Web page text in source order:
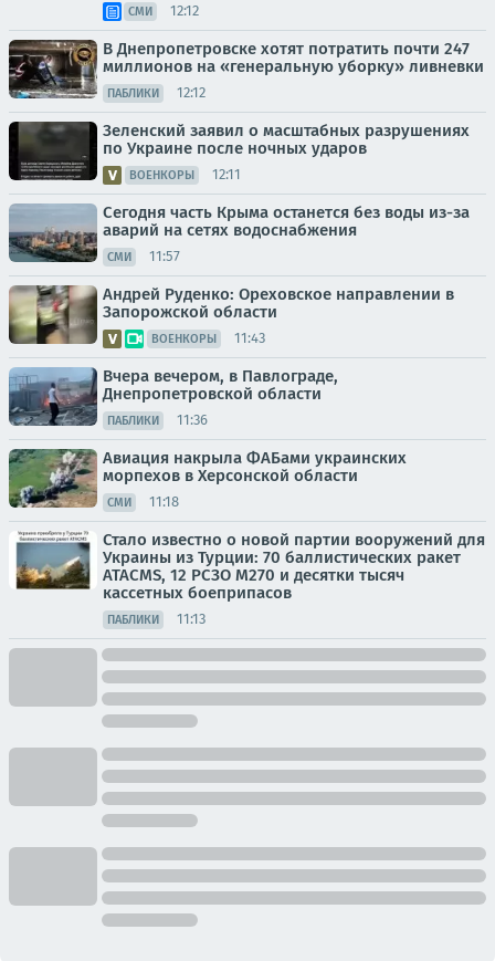
СМИ 12:12
В Днепропетровске хотят потратить почти 247
миллионов на «генеральную уборку» ливневки
ПАБЛИКИ 12:12
Зеленский заявил о масштабных разрушениях
по Украине после ночных ударов
ВОЕНКОРЫ 12:11
Сегодня часть Крыма останется без воды из-за
аварий на сетях водоснабжения
СМИ 11:57
Андрей Руденко: Ореховское направлении в
Запорожской области
ВОЕНКОРЫ 11:43
Вчера вечером, в Павлограде,
Днепропетровской области
ПАБЛИКИ 11:36
Авиация накрыла ФАБами украинских
морпехов в Херсонской области
СМИ 11:18
Стало известно о новой партии вооружений для
Украины из Турции: 70 баллистических ракет
ATACMS, 12 РСЗО M270 и десятки тысяч
кассетных боеприпасов
ПАБЛИКИ 11:13